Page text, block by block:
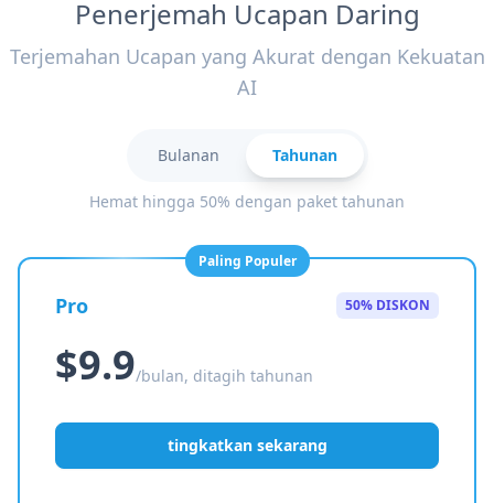
Penerjemah Ucapan Daring
Terjemahan Ucapan yang Akurat dengan Kekuatan
AI
Bulanan Tahunan
Hemat hingga 50% dengan paket tahunan
Paling Populer
Pro 50% DISKON
$9.9/bulan, ditagih tahunan
tingkatkan sekarang